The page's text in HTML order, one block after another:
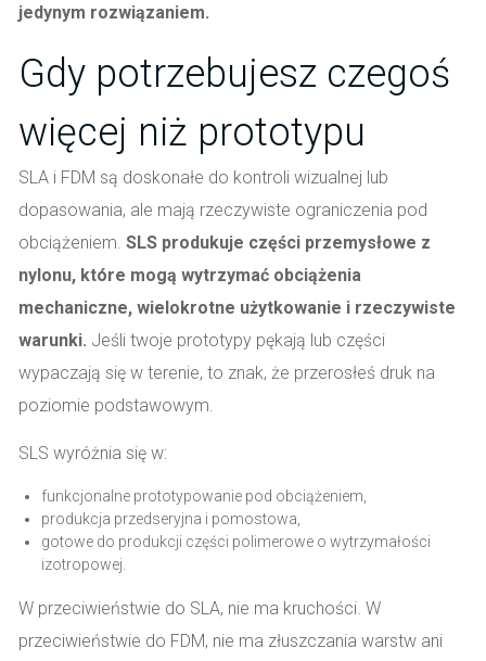
jedynym rozwiązaniem.
Gdy potrzebujesz czegoś
więcej niż prototypu
SLA i FDM są doskonałe do kontroli wizualnej lub
dopasowania, ale mają rzeczywiste ograniczenia pod
obciążeniem. SLS produkuje części przemysłowe z
nylonu, które mogą wytrzymać obciążenia
mechaniczne, wielokrotne użytkowanie i rzeczywiste
warunki. Jeśli twoje prototypy pękają lub części
wypaczają się w terenie, to znak, że przerosłeś druk na
poziomie podstawowym.
SLS wyróżnia się w:
funkcjonalne prototypowanie pod obciążeniem,
produkcja przedseryjna i pomostowa,
gotowe do produkcji części polimerowe o wytrzymałości
izotropowej.
W przeciwieństwie do SLA, nie ma kruchości. W
przeciwieństwie do FDM, nie ma złuszczania warstw ani